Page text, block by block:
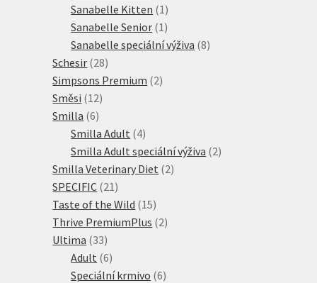
produktů
Sanabelle Kitten 1 1
produkt
Sanabelle Senior 1 1
produkt
Sanabelle speciální výživa 88
Schesir 2828
produktů
Simpsons Premium 22
Směsi 1212
Smilla 66
produktů
Smilla Adult 44
produkty
Smilla Adult speciální výživa 22
Smilla Veterinary Diet 22
SPECIFIC 21 21
produktů
Taste of the Wild 1515
produktů
Thrive PremiumPlus 22
Ultima 3333
produktů
Adult 66
produktů
Speciální krmivo 66